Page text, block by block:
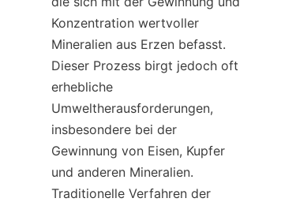
Konzentration wertvoller
Mineralien aus Erzen befasst.
Dieser Prozess birgt jedoch oft
erhebliche
Umweltherausforderungen,
insbesondere bei der
Gewinnung von Eisen, Kupfer
und anderen Mineralien.
Traditionelle Verfahren der